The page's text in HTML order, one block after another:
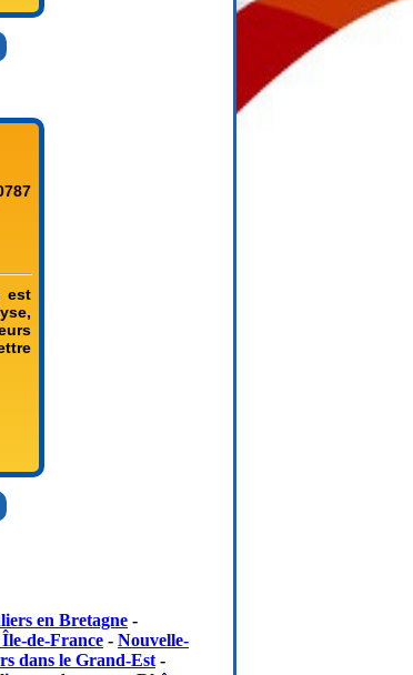
est
en Bretagne -
de-France - Nouvelle-
dans le Grand-Est -